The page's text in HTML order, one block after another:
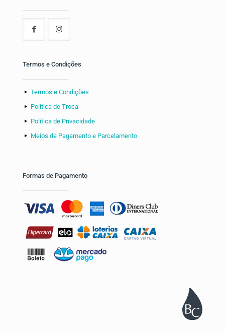
Termos e Condições
Termos e Condições
Política de Troca
Política de Privacidade
Meios de Pagamento e Parcelamento
Formas de Pagamento